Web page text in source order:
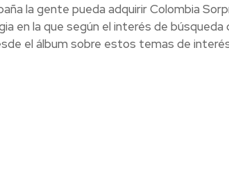
la gente pueda adquirir Colombia
en la que según el interés de búsqueda
el álbum sobre estos temas de